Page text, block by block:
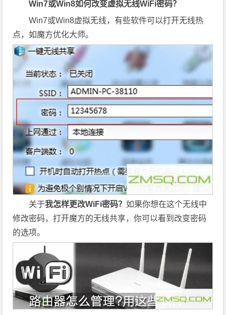
Win7或Win8如何改变虚拟无线WiFi密码？
Win7或Win8虚拟无线，有些软件可以打开无线热
点，如魔方优化大师。
关于我怎样更改WiFi密码？如果你想在这个无线中
修改密码，打开魔方的无线共享，你可以看到改变密码
的选项。